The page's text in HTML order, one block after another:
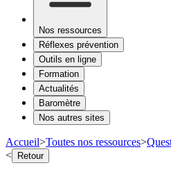
Nos ressources
Réflexes prévention
Outils en ligne
Formation
Actualités
Baromètre
Nos autres sites
Accueil>Toutes nos ressources>
< Retour